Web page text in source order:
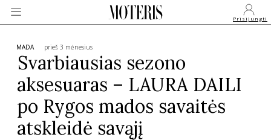
Prisijungti
VEIDAI
MONARCHIJA
MADA prieš 3 mėnesius
Svarbiausias sezono
aksesuaras – LAURA DAILI
po Rygos mados savaitės
atskleidė savąjį